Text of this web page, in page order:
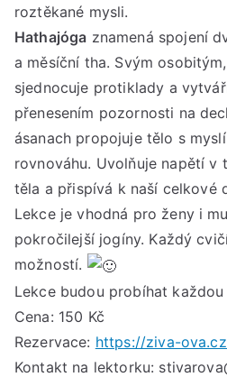
roztěkané mysli.
Hathajóga znamená spojení
a měsíční tha. Svým
sjednocuje protiklady a
přenesením pozornosti na
ásanach propojuje tělo s
rovnováhu. Uvolňuje napětí v
těla a přispívá k naší celkové
Lekce je vhodná pro ženy i
pokročilejší jogíny. Každý
možností.
Lekce budou probíhat
Cena: 150 Kč
Rezervace: https://ziva-
Kontakt na lektorku: